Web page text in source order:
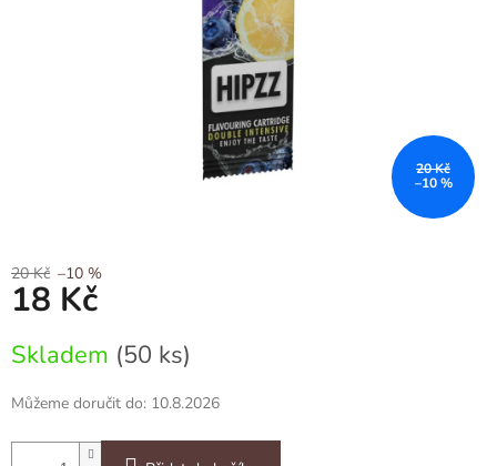
20 Kč
–10 %
20 Kč –10 %
18 Kč
cena:
Skladem (50 ks)
Můžeme doručit do: 10.8.2026